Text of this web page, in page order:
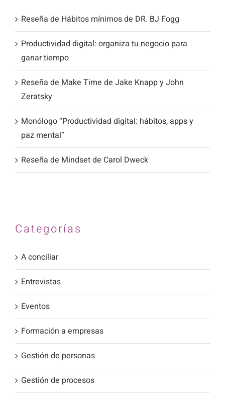
Reseña de Hábitos mínimos de DR. BJ Fogg
Productividad digital: organiza tu negocio para
ganar tiempo
Reseña de Make Time de Jake Knapp y John
Zeratsky
Monólogo “Productividad digital: hábitos, apps y
paz mental”
Reseña de Mindset de Carol Dweck
Categorías
A conciliar
Entrevistas
Eventos
Formación a empresas
Gestión de personas
Gestión de procesos